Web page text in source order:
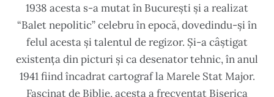
1938 acesta s-a mutat în București și a realizat
“Balet nepolitic” celebru în epocă, dovedindu-și în
felul acesta și talentul de regizor. Și-a câștigat
existența din picturi și ca desenator tehnic, în anul
1941 fiind încadrat cartograf la Marele Stat Major.
Fascinat de Biblie, acesta a frecventat Biserica